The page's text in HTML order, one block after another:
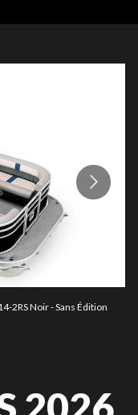
2RS Noir - Sans Édition